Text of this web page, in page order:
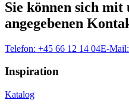
Sie können sich mit
angegebenen
Telefon: +45 66 12 14 04E-Mail:
Inspiration
Katalog